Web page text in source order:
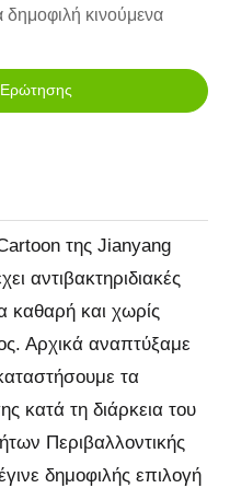
κινούμενα
της Jianyang
αντιβακτηριδιακές
καθαρή και χωρίς
Αρχικά αναπτύξαμε
τα
κατά τη διάρκεια του
Περιβαλλοντικής
δημοφιλής επιλογή